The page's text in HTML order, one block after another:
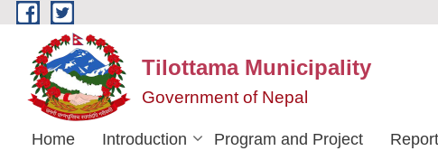
Skip to main content
Tilottama Municipality
Government of Nepal
Home Introduction Program and Project